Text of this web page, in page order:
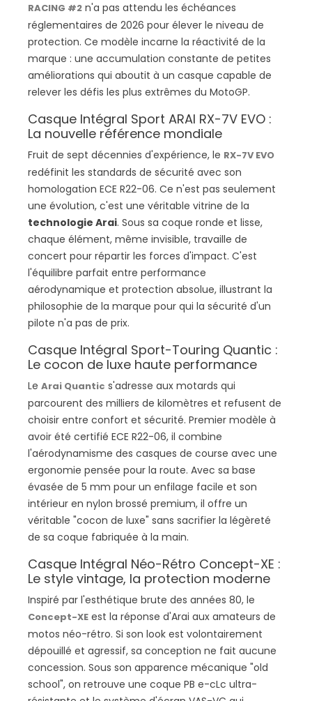
RACING #2 n'a pas attendu les échéances
réglementaires de 2026 pour élever le niveau de
protection. Ce modèle incarne la réactivité de la
marque : une accumulation constante de petites
améliorations qui aboutit à un casque capable de
relever les défis les plus extrêmes du MotoGP.
Casque Intégral Sport ARAI RX-7V EVO :
La nouvelle référence mondiale
Fruit de sept décennies d'expérience, le RX-7V EVO
redéfinit les standards de sécurité avec son
homologation ECE R22-06. Ce n'est pas seulement
une évolution, c'est une véritable vitrine de la
technologie Arai. Sous sa coque ronde et lisse,
chaque élément, même invisible, travaille de
concert pour répartir les forces d'impact. C'est
l'équilibre parfait entre performance
aérodynamique et protection absolue, illustrant la
philosophie de la marque pour qui la sécurité d'un
pilote n'a pas de prix.
Casque Intégral Sport-Touring Quantic :
Le cocon de luxe haute performance
Le Arai Quantic s'adresse aux motards qui
parcourent des milliers de kilomètres et refusent de
choisir entre confort et sécurité. Premier modèle à
avoir été certifié ECE R22-06, il combine
l'aérodynamisme des casques de course avec une
ergonomie pensée pour la route. Avec sa base
évasée de 5 mm pour un enfilage facile et son
intérieur en nylon brossé premium, il offre un
véritable "cocon de luxe" sans sacrifier la légèreté
de sa coque fabriquée à la main.
Casque Intégral Néo-Rétro Concept-XE :
Le style vintage, la protection moderne
Inspiré par l'esthétique brute des années 80, le
Concept-XE est la réponse d'Arai aux amateurs de
motos néo-rétro. Si son look est volontairement
dépouillé et agressif, sa conception ne fait aucune
concession. Sous son apparence mécanique "old
school", on retrouve une coque PB e-cLc ultra-